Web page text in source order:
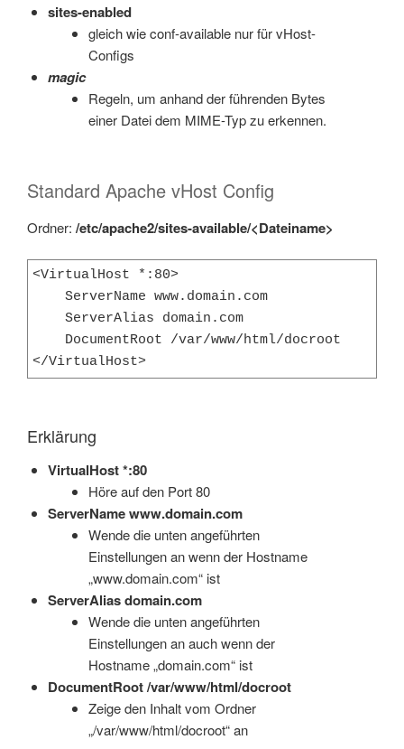
sites-enabled
gleich wie conf-available nur für vHost-
Configs
magic
Regeln, um anhand der führenden Bytes
einer Datei dem MIME-Typ zu erkennen.
Standard Apache vHost Config
Ordner: /etc/apache2/sites-available/<Dateiname>
<VirtualHost *:80>
</VirtualHost>
Erklärung
VirtualHost *:80
Höre auf den Port 80
ServerName www.domain.com
Wende die unten angeführten
Einstellungen an wenn der Hostname
„www.domain.com“ ist
ServerAlias domain.com
Wende die unten angeführten
Einstellungen an auch wenn der
Hostname „domain.com“ ist
DocumentRoot /var/www/html/docroot
Zeige den Inhalt vom Ordner
„/var/www/html/docroot“ an